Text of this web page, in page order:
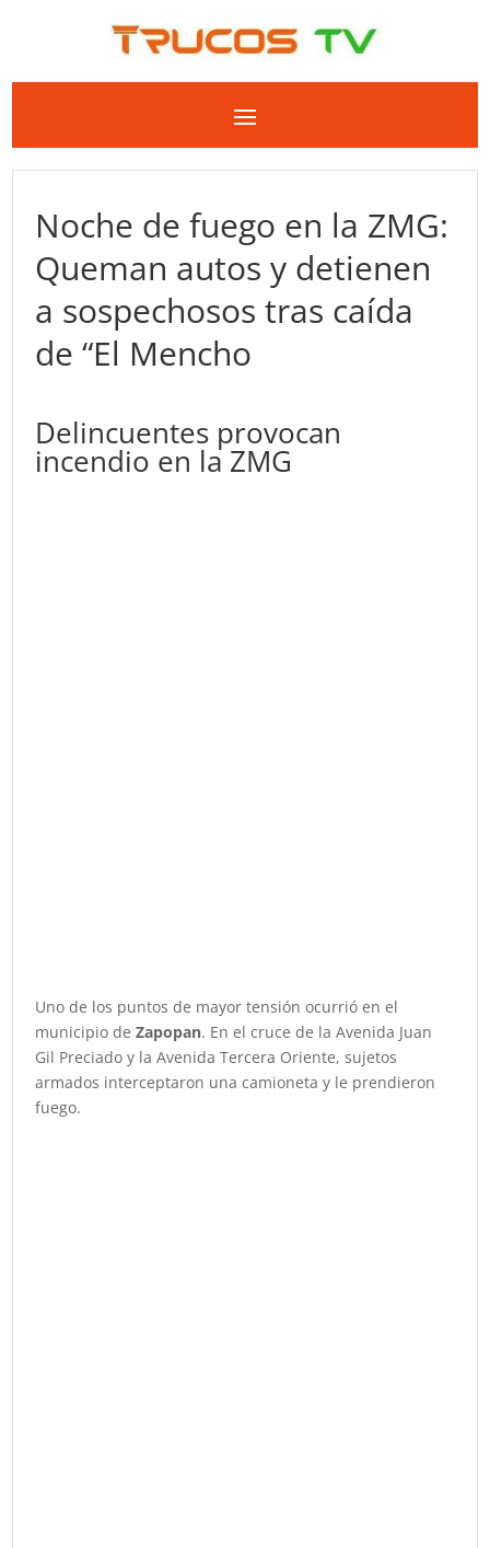
Noche de fuego en la ZMG:
Queman autos y detienen
a sospechosos tras caída
de “El Mencho
Delincuentes provocan
incendio en la ZMG
Uno de los puntos de mayor tensión ocurrió en el
municipio deZapopan. En el cruce de la Avenida Juan
Gil Preciado y la Avenida Tercera Oriente, sujetos
armados interceptaron una camioneta y le prendieron
fuego.